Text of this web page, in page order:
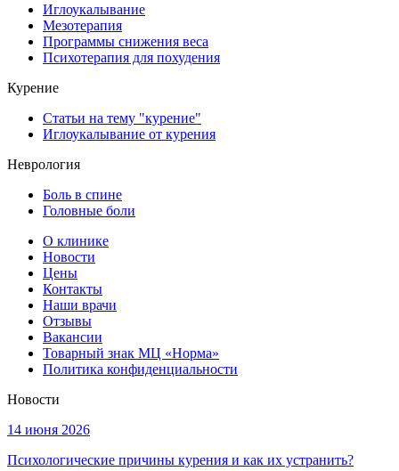
Иглоукалывание
Мезотерапия
Программы снижения веса
Психотерапия для похудения
Курение
Статьи на тему "курение"
Иглоукалывание от курения
Неврология
Боль в спине
Головные боли
О клинике
Новости
Цены
Контакты
Наши врачи
Отзывы
Вакансии
Товарный знак МЦ «Норма»
Политика конфиденциальности
Новости
14 июня 2026
Психологические причины курения и как их устранить?